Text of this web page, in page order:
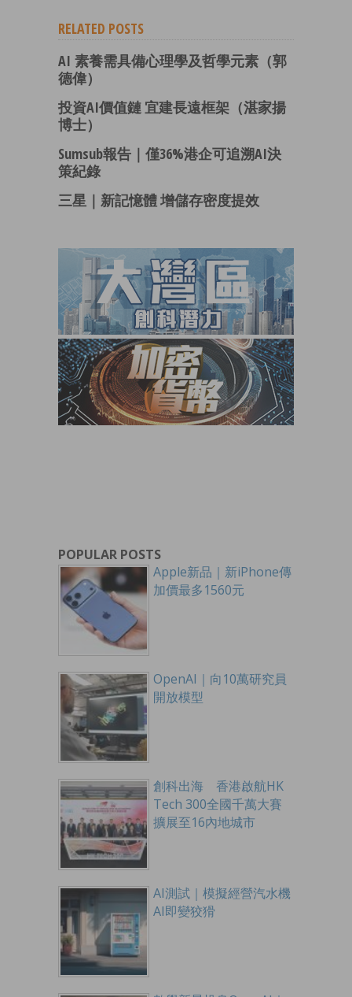
RELATED POSTS
AI 素養需具備心理學及哲學元素（郭
德偉）
投資AI價值鏈 宜建長遠框架（湛家揚
博士）
Sumsub報告｜僅36%港企可追溯AI決
策紀錄
三星｜新記憶體 增儲存密度提效
POPULAR POSTS
Apple新品｜新iPhone傳
加價最多1560元
OpenAI｜向10萬研究員
開放模型
創科出海 香港啟航HK
Tech 300全國千萬大賽
擴展至16內地城市
AI測試｜模擬經營汽水機
AI即變狡猾